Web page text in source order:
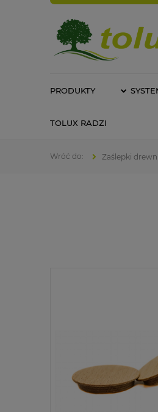
PRODUKTY
TOLUX RADZI
Zaślepki